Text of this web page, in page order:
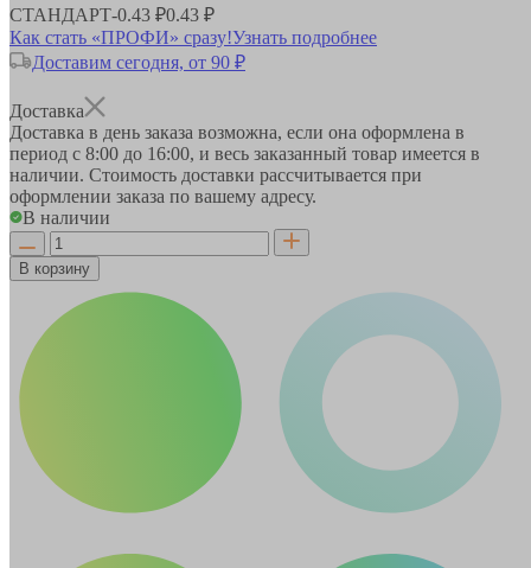
СТАНДАРТ-0.43 ₽0.43 ₽
Как стать «ПРОФИ» сразу!Узнать подробнее
Доставим сегодня, от 90 ₽
Доставка
Доставка в день заказа возможна, если она оформлена в
период с 8:00 до 16:00, и весь заказанный товар имеется в
наличии. Стоимость доставки рассчитывается при
оформлении заказа по вашему адресу.
В наличии
В корзину